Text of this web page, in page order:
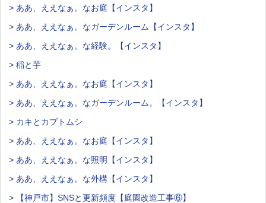
> ああ、ええなぁ。なお庭【インスタ】
> ああ、ええなぁ。なガーデンルーム【インスタ】
> ああ、ええなぁ。な経験。【インスタ】
> 稲と芋
> ああ、ええなぁ。なお庭【インスタ】
> ああ、ええなぁ。なガーデンルーム。【インスタ】
> カキとカブトムシ
> ああ、ええなぁ。なお庭【インスタ】
> ああ、ええなぁ。な照明【インスタ】
> ああ、ええなぁ。な外構【インスタ】
> 【神戸市】SNSと更新頻度【庭園改造工事⑥】